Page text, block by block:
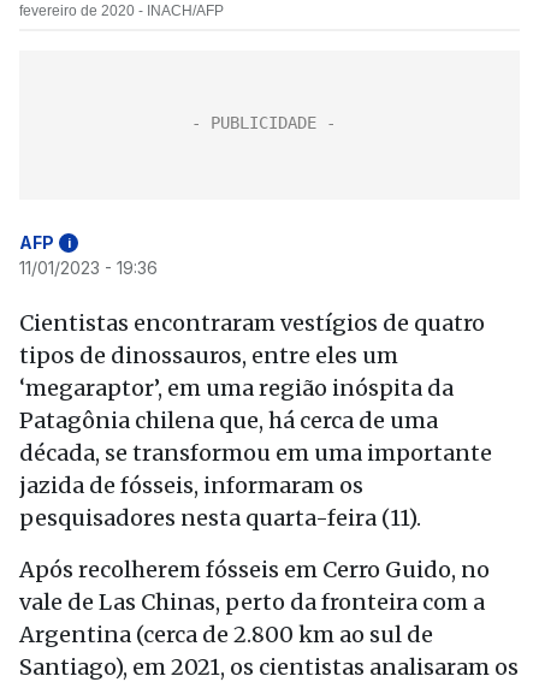
fevereiro de 2020 - INACH/AFP
AFP i
11/01/2023 - 19:36
Cientistas encontraram vestígios de quatro
tipos de dinossauros, entre eles um
‘megaraptor’, em uma região inóspita da
Patagônia chilena que, há cerca de uma
década, se transformou em uma importante
jazida de fósseis, informaram os
pesquisadores nesta quarta-feira (11).
Após recolherem fósseis em Cerro Guido, no
vale de Las Chinas, perto da fronteira com a
Argentina (cerca de 2.800 km ao sul de
Santiago), em 2021, os cientistas analisaram os